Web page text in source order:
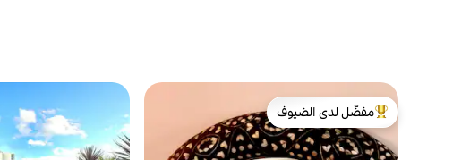
من أبرز البيوت المفضّلة لدى الضيوف
مفضّل لدى الضيوف